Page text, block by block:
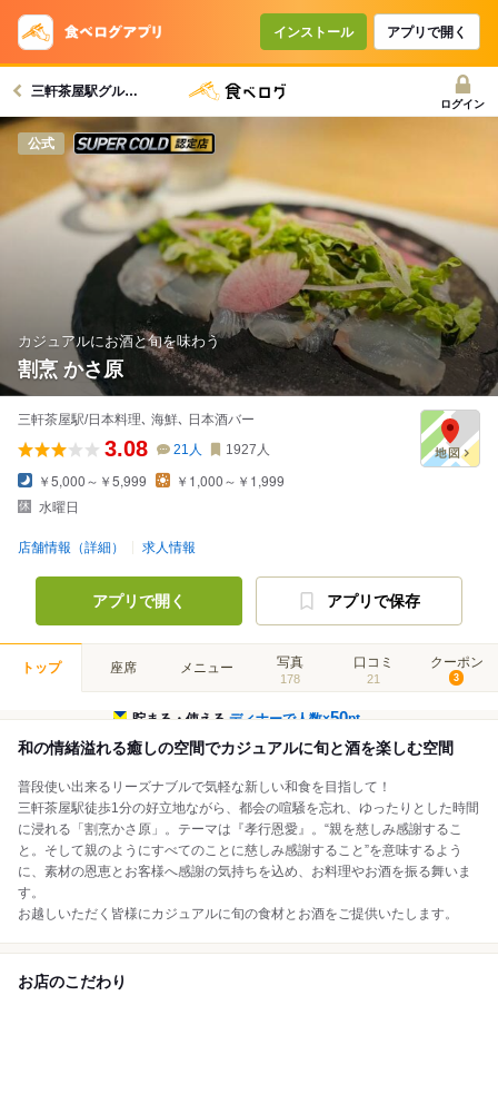
インストール アプリで開く
三軒茶屋駅グルメへ
ログイン
公式
カジュアルにお酒と旬を味わう
割烹 かさ原
三軒茶屋駅/日本料理､ 海鮮､ 日本酒バー
3.08 21 人 1927 人
￥5,000～￥5,999
￥1,000～￥1,999
水曜日
店舗情報（詳細） 求人情報
アプリで開く アプリで保存
トップ 座席 メニュー 写真
178
口コミ
21
クーポン
3
貯まる・使えるディナーで人数×50pt
和の情緒溢れる癒しの空間でカジュアルに旬と酒を楽しむ空間
普段使い出来るリーズナブルで気軽な新しい和食を目指して！
三軒茶屋駅徒歩1分の好立地ながら、都会の喧騒を忘れ、ゆったりとした時間
に浸れる「割烹かさ原」。テーマは『孝行恩愛』。“親を慈しみ感謝するこ
と。そして親のようにすべてのことに慈しみ感謝すること”を意味するよう
に、素材の恩恵とお客様へ感謝の気持ちを込め、お料理やお酒を振る舞いま
す。
お越しいただく皆様にカジュアルに旬の食材とお酒をご提供いたします。
お店のこだわり
コースで使えるクーポン
戻る
クーポンを利用せず予約する